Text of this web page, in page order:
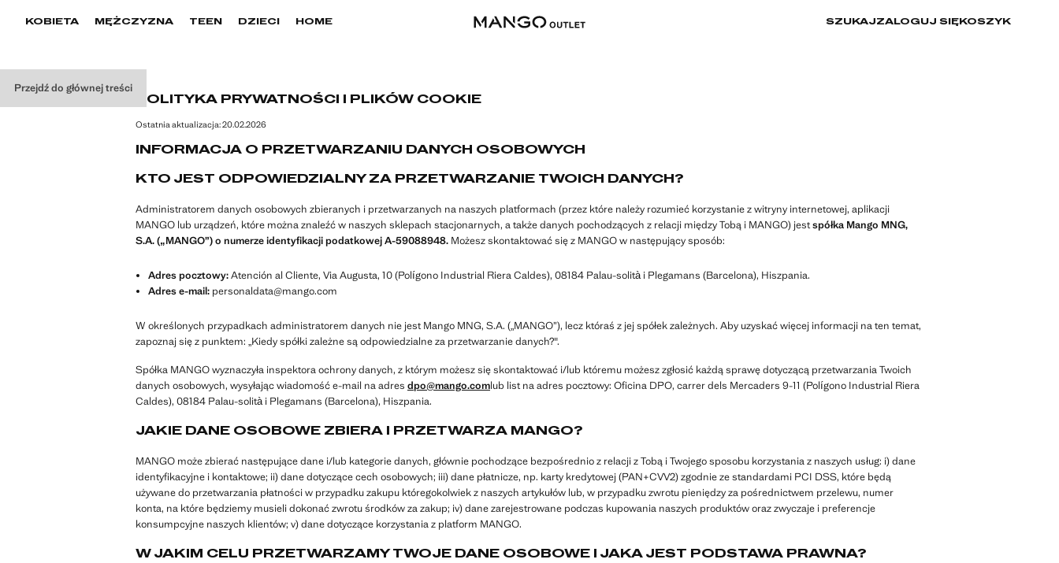
Przejdź do głównej treści
KOBIETA MĘŻCZYZNA TEEN DZIECI HOME SZUKAJZALOGUJ SIĘ KOSZYK
POLITYKA PRYWATNOŚCI I PLIKÓW COOKIE
Ostatnia aktualizacja:20.02.2026
INFORMACJA O PRZETWARZANIU DANYCH OSOBOWYCH
KTO JEST ODPOWIEDZIALNY ZA PRZETWARZANIE TWOICH DANYCH?
Administratorem danych osobowych zbieranych i przetwarzanych na naszych platformach (przez które należy rozumieć korzystanie z witryny internetowej, aplikacji
MANGO lub urządzeń, które można znaleźć w naszych sklepach stacjonarnych, a także danych pochodzących z relacji między Tobą i MANGO) jestspółka Mango MNG,
S.A. („MANGO”) o numerze identyfikacji podatkowej A-59088948. Możesz skontaktować się z MANGO w następujący sposób:
Adres pocztowy:Atención al Cliente, Via Augusta, 10 (Polígono Industrial Riera Caldes), 08184 Palau-solità i Plegamans (Barcelona), Hiszpania.
Adres e-mail: personaldata@mango.com
W określonych przypadkach administratorem danych nie jest Mango MNG, S.A. („MANGO”), lecz któraś z jej spółek zależnych. Aby uzyskać więcej informacji na ten temat,
zapoznaj się z punktem: „Kiedy spółki zależne są odpowiedzialne za przetwarzanie danych?".
Spółka MANGO wyznaczyła inspektora ochrony danych, z którym możesz się skontaktować i/lub któremu możesz zgłosić każdą sprawę dotyczącą przetwarzania Twoich
danych osobowych, wysyłając wiadomość e-mail na adres dpo@mango.comlub list na adres pocztowy: Oficina DPO, carrer dels Mercaders 9-11 (Polígono Industrial Riera
Caldes), 08184 Palau-solità i Plegamans (Barcelona), Hiszpania.
JAKIE DANE OSOBOWE ZBIERA I PRZETWARZA MANGO?
MANGO może zbierać następujące dane i/lub kategorie danych, głównie pochodzące bezpośrednio z relacji z Tobą i Twojego sposobu korzystania z naszych usług: i) dane
identyfikacyjne i kontaktowe; ii) dane dotyczące cech osobowych; iii) dane płatnicze, np. karty kredytowej (PAN+CVV2) zgodnie ze standardami PCI DSS, które będą
używane do przetwarzania płatności w przypadku zakupu któregokolwiek z naszych artykułów lub, w przypadku zwrotu pieniędzy za pośrednictwem przelewu, numer
konta, na które będziemy musieli dokonać zwrotu środków za zakup; iv) dane zarejestrowane podczas kupowania naszych produktów oraz zwyczaje i preferencje
konsumpcyjne naszych klientów; v) dane dotyczące korzystania z platform MANGO.
W JAKIM CELU PRZETWARZAMY TWOJE DANE OSOBOWE I JAKA JEST PODSTAWA PRAWNA?